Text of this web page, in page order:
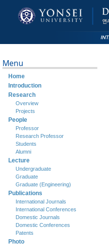
Menu
Home
Introduction
Research
Overview
Projects
People
Professor
Research Professor
Students
Alumni
Lecture
Undergraduate
Graduate
Graduate (Engineering)
Publications
International Journals
International Conferences
Domestic Journals
Domestic Conferences
Patents
Photo